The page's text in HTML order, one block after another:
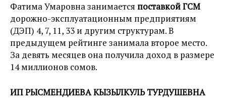
Фатима Умаровна занимается поставкой ГСМ
дорожно-эксплуатационным предприятиям
(ДЭП) 4, 7, 11, 33 и другим структурам. В
предыдущем рейтинге занимала второе место.
За девять месяцев она получила доход в размере
14 миллионов сомов.
ИП РЫСМЕНДИЕВА КЫЗЫЛКУЛЬ ТУРДУШЕВНА